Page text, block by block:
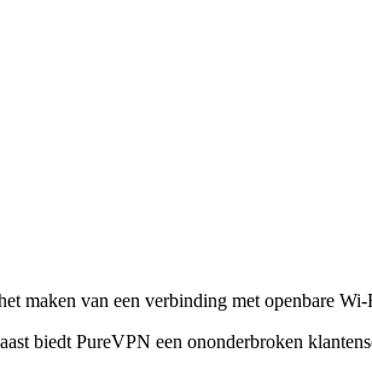
maken van een verbinding met openbare
biedt PureVPN een ononderbroken